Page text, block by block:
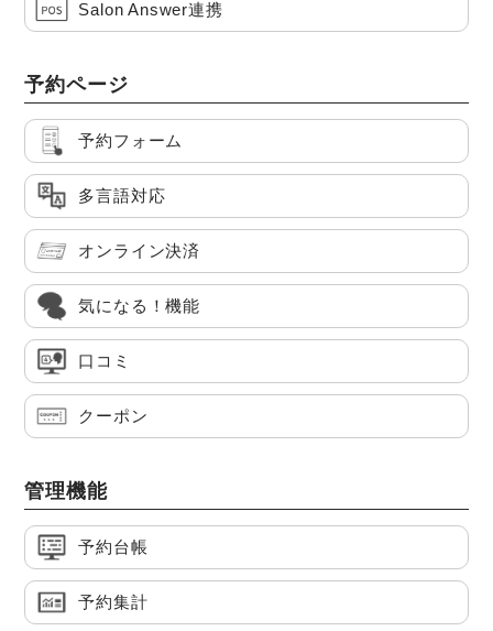
Salon Answer連携
予約ページ
予約フォーム
多言語対応
オンライン決済
気になる！機能
口コミ
クーポン
管理機能
予約台帳
予約集計